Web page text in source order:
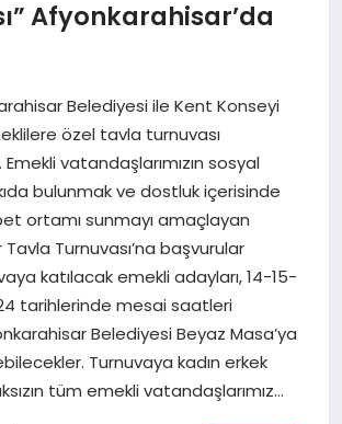
Afyonkarahisar’da
Belediyesi ile Kent Konseyi
özel tavla turnuvası
vatandaşlarımızın sosyal
bulunmak ve dostluk içerisinde
ortamı sunmayı amaçlayan
Turnuvası’na başvurular
katılacak emekli adayları, 14-15-
tarihlerinde mesai saatleri
Belediyesi Beyaz Masa’ya
Turnuvaya kadın erkek
tüm emekli vatandaşlarımız…